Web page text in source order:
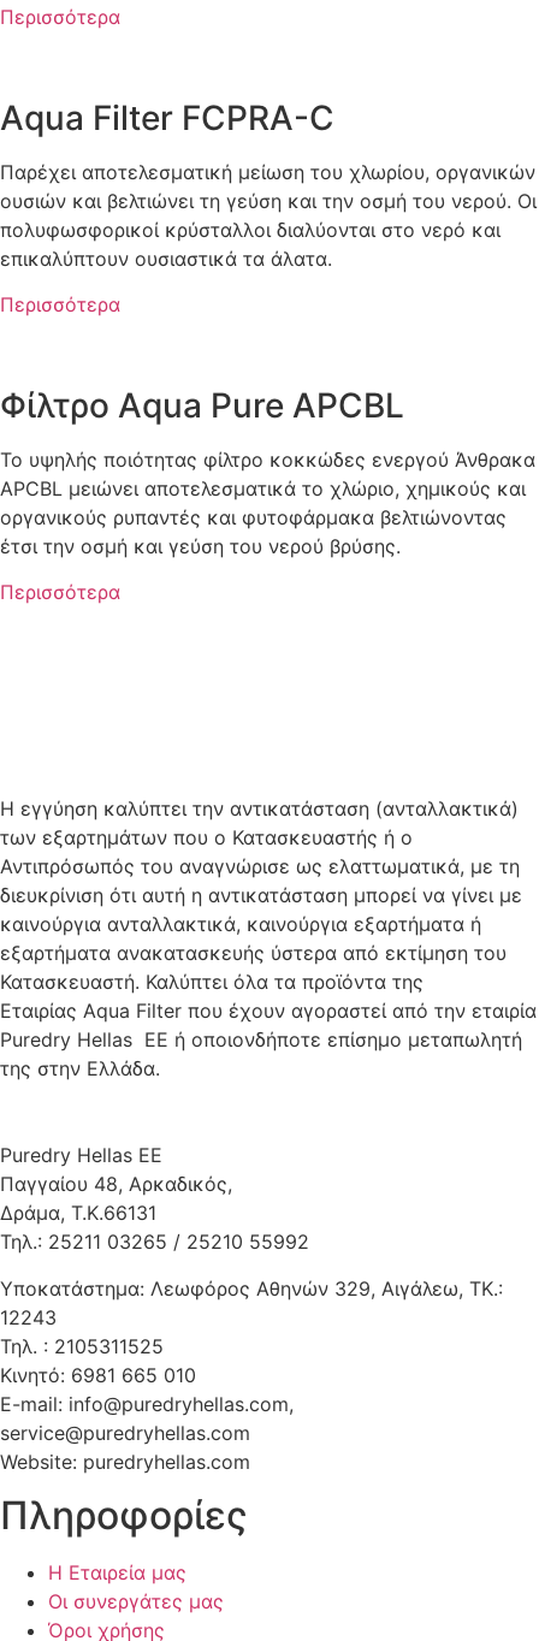
Περισσότερα
Aqua Filter FCPRA-C
Παρέχει αποτελεσματική μείωση του χλωρίου, οργανικών
ουσιών και βελτιώνει τη γεύση και την οσμή του νερού. Οι
πολυφωσφορικοί κρύσταλλοι διαλύονται στο νερό και
επικαλύπτουν ουσιαστικά τα άλατα.
Περισσότερα
Φίλτρο Aqua Pure APCBL
To υψηλής ποιότητας φίλτρο κοκκώδες ενεργού Άνθρακα
APCBL μειώνει αποτελεσματικά το χλώριο, χημικούς και
οργανικούς ρυπαντές και φυτοφάρμακα βελτιώνοντας
έτσι την οσμή και γεύση του νερού βρύσης.
Περισσότερα
Η εγγύηση καλύπτει την αντικατάσταση (ανταλλακτικά)
των εξαρτημάτων που ο Κατασκευαστής ή ο
Αντιπρόσωπός του αναγνώρισε ως ελαττωματικά, με τη
διευκρίνιση ότι αυτή η αντικατάσταση μπορεί να γίνει με
καινούργια ανταλλακτικά, καινούργια εξαρτήματα ή
εξαρτήματα ανακατασκευής ύστερα από εκτίμηση του
Κατασκευαστή. Καλύπτει όλα τα προϊόντα της
Εταιρίας Aqua Filter που έχουν αγοραστεί από την εταιρία
Puredry Hellas ΕΕ ή οποιονδήποτε επίσημο μεταπωλητή
της στην Ελλάδα.
Puredry Hellas EE
Παγγαίου 48, Αρκαδικός,
Δράμα, Τ.Κ.66131
Τηλ.: 25211 03265 / 25210 55992
Υποκατάστημα: Λεωφόρος Αθηνών 329, Αιγάλεω, ΤΚ.:
12243
Τηλ. : 2105311525
Κινητό: 6981 665 010
E-mail: info@puredryhellas.com,
service@puredryhellas.com
Website: puredryhellas.com
Πληροφορίες
Η Εταιρεία μας
Οι συνεργάτες μας
Όροι χρήσης